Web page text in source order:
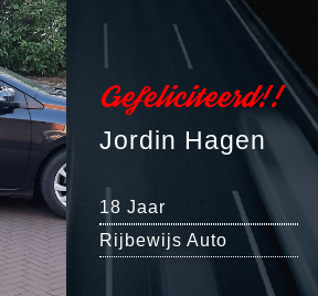
Gefeliciteerd!!
Jordin Hagen
18 Jaar
Rijbewijs Auto